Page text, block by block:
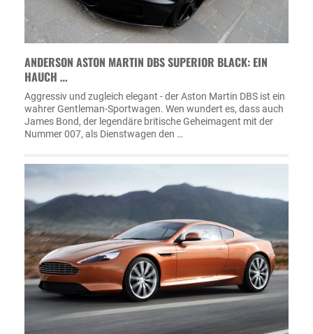
ANDERSON ASTON MARTIN DBS SUPERIOR BLACK: EIN
HAUCH …
Aggressiv und zugleich elegant - der Aston Martin DBS ist ein
wahrer Gentleman-Sportwagen. Wen wundert es, dass auch
James Bond, der legendäre britische Geheimagent mit der
Nummer 007, als Dienstwagen den …